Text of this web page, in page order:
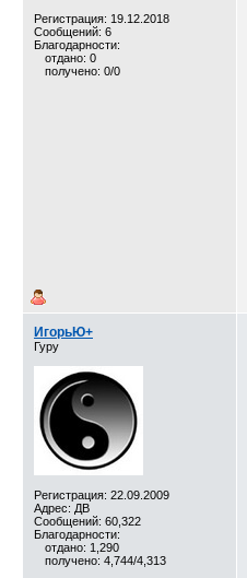
Регистрация: 19.12.2018
Сообщений: 6
Благодарности:
отдано: 0
получено: 0/0
ИгорьЮ+
Гуру
Регистрация: 22.09.2009
Адрес: ДВ
Сообщений: 60,322
Благодарности:
отдано: 1,290
получено: 4,744/4,313